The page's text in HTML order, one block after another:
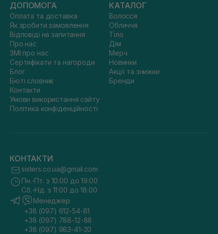
ДОПОМОГА
Оплата та доставка
Як зробити замовлення
Відповіді на запитання
Про нас
ЗМІ про нас
Сертифікати та нагороди
Блог
Бюті словник
Контакти
Умови використання сайту
Політика конфіденційності
КАТАЛОГ
Волосся
Обличчя
Тіло
Дім
Мерч
Новинки
Акції та знижки
Бренди
КОНТАКТИ
sisters.co.ua@gmail.com
Пн.-Пт. з 10:00 до 19:00
Сб.-Нд. з 11:00 до 18:00
Менеджер
+38 (097) 612-54-81
+38 (097) 788-12-88
+38 (097) 983-41-20